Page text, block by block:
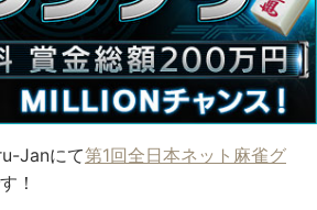
Janにて第1回全日本ネット麻雀グ
！